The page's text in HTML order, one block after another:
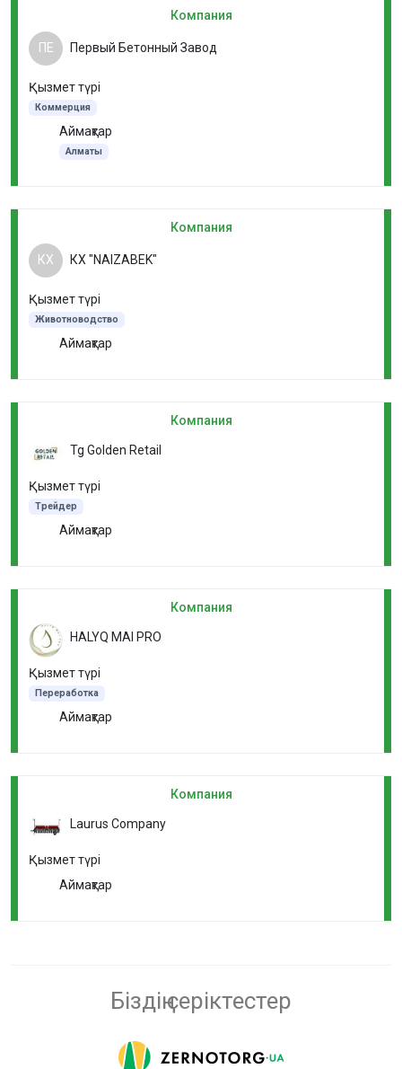
Компания
ПЕ Первый Бетонный Завод
Қызмет түрі
Коммерция
Аймақтар
Алматы
Компания
КХ КХ "NAIZABEK"
Қызмет түрі
Животноводство
Аймақтар
Компания
Tg Golden Retail
Қызмет түрі
Трейдер
Аймақтар
Компания
HALYQ MAI PRO
Қызмет түрі
Переработка
Аймақтар
Компания
Laurus Company
Қызмет түрі
Аймақтар
Біздің серіктестер